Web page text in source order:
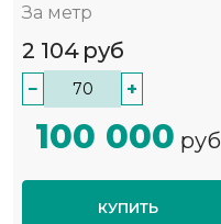
За метр
2 104 руб
− +
100 000 руб
КУПИТЬ